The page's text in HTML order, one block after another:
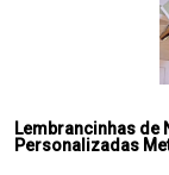
Lembrancinhas de
Personalizadas